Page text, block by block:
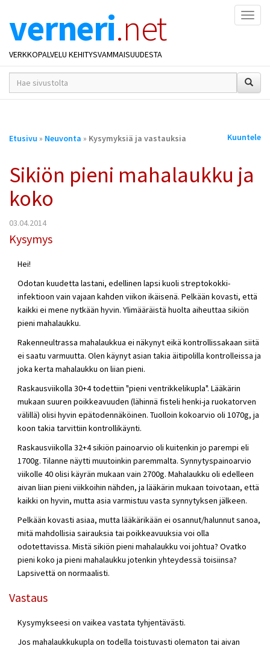
verneri.net
VERKKOPALVELU KEHITYSVAMMAISUUDESTA
hakusana(t)
*
Olet
Etusivu » Neuvonta » Kysymyksiä ja vastauksia Kuuntele
Sikiön pieni mahalaukku ja
koko
03.04.2014
Kysymys
Hei!
Odotan kuudetta lastani, edellinen lapsi kuoli streptokokki-
infektioon vain vajaan kahden viikon ikäisenä. Pelkään kovasti, että
kaikki ei mene nytkään hyvin. Ylimääräistä huolta aiheuttaa sikiön
pieni mahalaukku.
Rakenneultrassa mahalaukkua ei näkynyt eikä kontrollissakaan siitä
ei saatu varmuutta. Olen käynyt asian takia äitipolilla kontrolleissa ja
joka kerta mahalaukku on liian pieni.
Raskausviikolla 30+4 todettiin "pieni ventrikkelikupla". Lääkärin
mukaan suuren poikkeavuuden (lähinnä fisteli henki-ja ruokatorven
välillä) olisi hyvin epätodennäköinen. Tuolloin kokoarvio oli 1070g, ja
koon takia tarvittiin kontrollikäynti.
Raskausviikolla 32+4 sikiön painoarvio oli kuitenkin jo parempi eli
1700g. Tilanne näytti muutoinkin paremmalta. Synnytyspainoarvio
viikolle 40 olisi käyrän mukaan vain 2700g. Mahalaukku oli edelleen
aivan liian pieni viikkoihin nähden, ja lääkärin mukaan toivotaan, että
kaikki on hyvin, mutta asia varmistuu vasta synnytyksen jälkeen.
Pelkään kovasti asiaa, mutta lääkärikään ei osannut/halunnut sanoa,
mitä mahdollisia sairauksia tai poikkeavuuksia voi olla
odotettavissa. Mistä sikiön pieni mahalaukku voi johtua? Ovatko
pieni koko ja pieni mahalaukku jotenkin yhteydessä toisiinsa?
Lapsivettä on normaalisti.
Vastaus
Kysymykseesi on vaikea vastata tyhjentävästi.
Jos mahalaukkukupla on todella toistuvasti olematon tai aivan